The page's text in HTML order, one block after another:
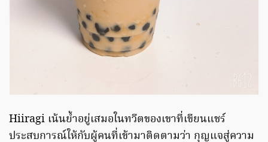
Hiiragi เน้นย้ำอยู่เสมอในทวีตของเขาที่เขียนแชร์
ประสบการณ์ให้กับผู้คนที่เข้ามาติดตามว่า กุญแจสู่ความ